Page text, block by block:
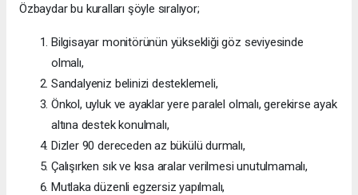
Özbaydar bu kuralları şöyle sıralıyor;
Bilgisayar monitörünün yüksekliği göz seviyesinde
olmalı,
Sandalyeniz belinizi desteklemeli,
Önkol, uyluk ve ayaklar yere paralel olmalı, gerekirse ayak
altına destek konulmalı,
Dizler 90 dereceden az bükülü durmalı,
Çalışırken sık ve kısa aralar verilmesi unutulmamalı,
Mutlaka düzenli egzersiz yapılmalı,